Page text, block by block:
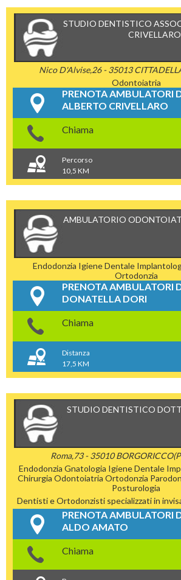
STUDIO DENTISTICO
CRIVELLARO
Nico D'Alvise,26 - 35013
Odontoiatria
PRENOTA AMBULATORI
ALBERTO CRIVELLARO
Chiama
Percorso
10,5 KM
AMBULATORIO
Endodonzia Igiene Dentale
Ortodonzia
PRENOTA AMBULATORI
DONATELLA DORI
Chiama
Distanza
17,5 KM
STUDIO DENTISTICO
Roma,73 - 35010
Endodonzia Gnatologia Igiene Dentale
Chirurgia Odontoiatria Ortodonzia
Posturologia
Dentisti e Ortodonzisti specializzati in
PRENOTA AMBULATORI
ALDO AMATO
Chiama